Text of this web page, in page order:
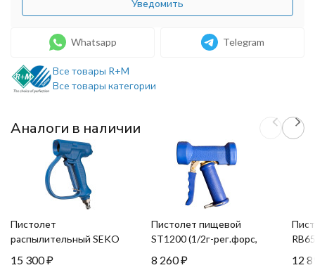
Уведомить
Whatsapp Telegram
Все товары R+M
Все товары категории
Аналоги в наличии
Пистолет
распылительный SEKO
(1/2г, 12бар)
15 300₽
Пистолет пищевой
ST1200 (1/2г-рег.форс,
24бар, 100л/мин) R+M
8 260₽ 12